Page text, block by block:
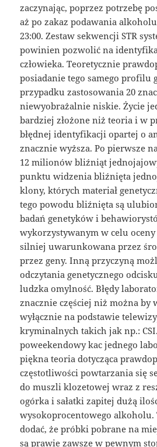
zaczynając, poprzez potrzebę
aż po zakaz podawania
23:00. Zestaw sekwencji STR
powinien pozwolić na
człowieka. Teoretycznie
posiadanie tego samego profilu
przypadku zastosowania 20
niewyobrażalnie niskie. Życie
bardziej złożone niż teoria i w
błędnej identyfikacji opartej o
znacznie wyższa. Po pierwsze
12 milionów bliźniąt
punktu widzenia bliźnięta
klony, których materiał
tego powodu bliźnięta są
badań genetyków i
wykorzystywanym w celu oceny
silniej uwarunkowana przez
przez geny. Inną przyczyną
odczytania genetycznego
ludzka omylność. Błędy
znacznie częściej niż można by
wyłącznie na podstawie
kryminalnych takich jak np.:
poweekendowy kac jednego
piękna teoria dotycząca
częstotliwości powtarzania się
do muszli klozetowej wraz z
ogórka i sałatki zapitej dużą
wysokoprocentowego alkoholu.
dodać, że próbki pobrane na
są prawie zawsze w pewnym